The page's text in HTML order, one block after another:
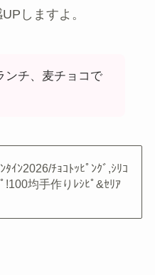
しますよ。
ンチ、麦チョコで
ﾀｲﾝ2026/ﾁｮｺﾄｯﾋﾟﾝｸﾞ,ｼﾘｺ
!100均手作りﾚｼﾋﾟ&ｾﾘｱ